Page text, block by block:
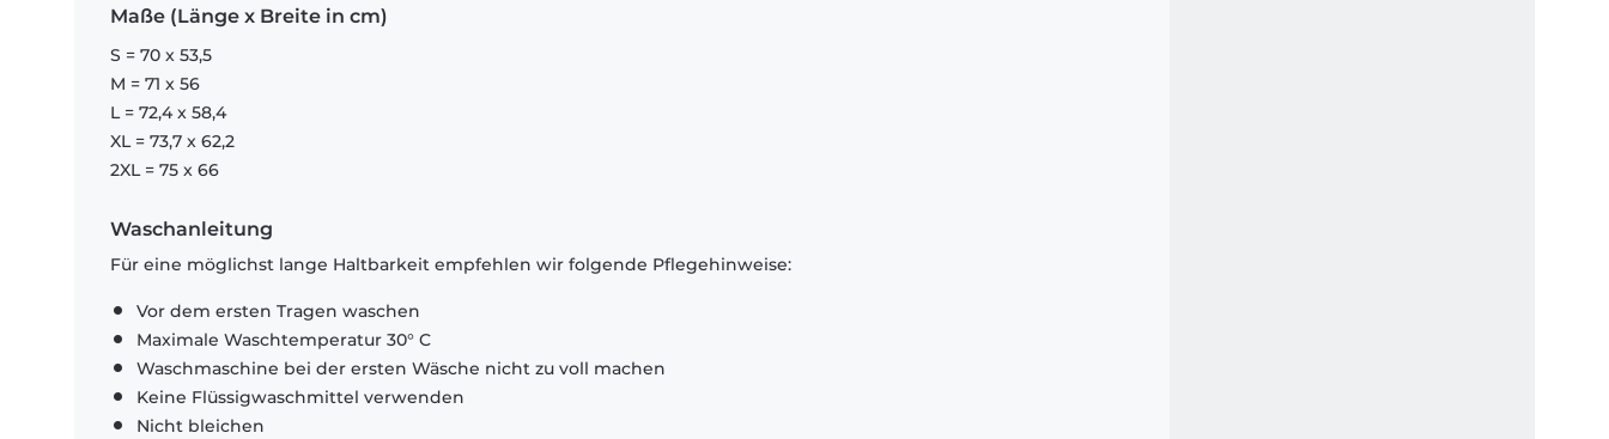
Maße (Länge x Breite in cm)
S = 70 x 53,5
M = 71 x 56
L = 72,4 x 58,4
XL = 73,7 x 62,2
2XL = 75 x 66
Waschanleitung
Für eine möglichst lange Haltbarkeit empfehlen wir folgende Pflegehinweise:
Vor dem ersten Tragen waschen
Maximale Waschtemperatur 30° C
Waschmaschine bei der ersten Wäsche nicht zu voll machen
Keine Flüssigwaschmittel verwenden
Nicht bleichen